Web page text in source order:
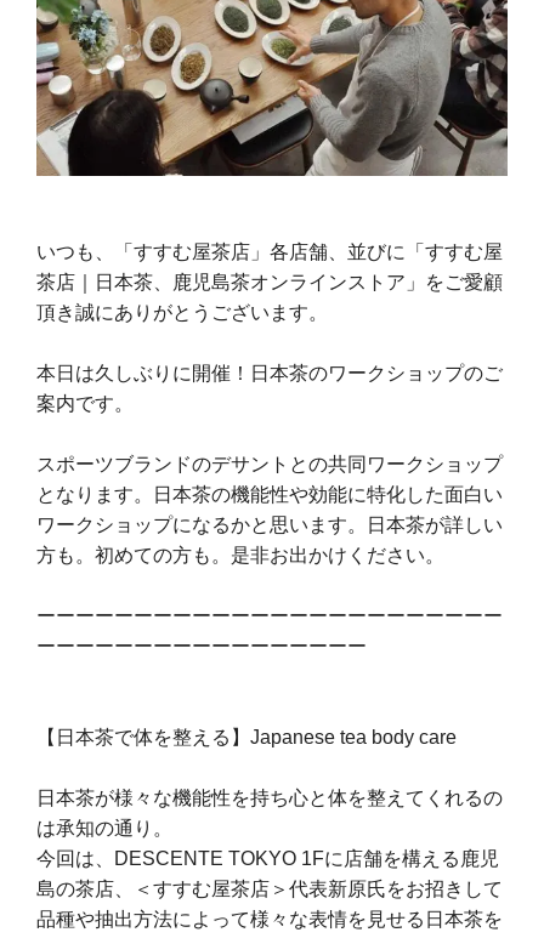
いつも、「すすむ屋茶店」各店舗、並びに「すすむ屋
茶店｜日本茶、鹿児島茶オンラインストア」をご愛顧
頂き誠にありがとうございます。
本日は久しぶりに開催！日本茶のワークショップのご
案内です。
スポーツブランドのデサントとの共同ワークショップ
となります。日本茶の機能性や効能に特化した面白い
ワークショップになるかと思います。日本茶が詳しい
方も。初めての方も。是非お出かけください。
ーーーーーーーーーーーーーーーーーーーーーーーー
ーーーーーーーーーーーーーーーーー
【日本茶で体を整える】Japanese tea body care
日本茶が様々な機能性を持ち心と体を整えてくれるの
は承知の通り。
今回は、DESCENTE TOKYO 1Fに店舗を構える鹿児
島の茶店、＜すすむ屋茶店＞代表​新原氏をお招きして
品種や抽出方法によって様々な表情を見せる日本茶を